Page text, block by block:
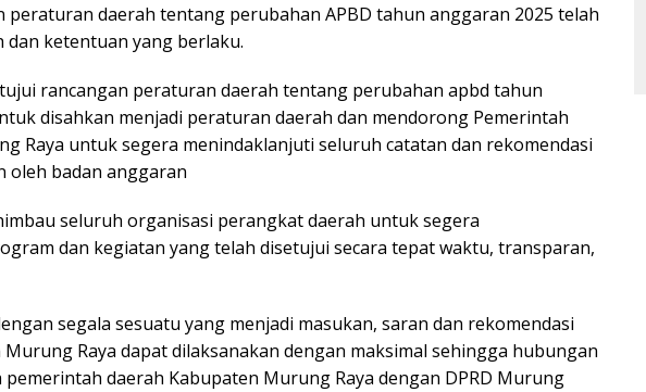
peraturan daerah tentang perubahan APBD tahun anggaran 2025 telah
dan ketentuan yang berlaku.
rancangan peraturan daerah tentang perubahan apbd tahun
disahkan menjadi peraturan daerah dan mendorong Pemerintah
Raya untuk segera menindaklanjuti seluruh catatan dan rekomendasi
oleh badan anggaran
seluruh organisasi perangkat daerah untuk segera
dan kegiatan yang telah disetujui secara tepat waktu, transparan,
segala sesuatu yang menjadi masukan, saran dan rekomendasi
Murung Raya dapat dilaksanakan dengan maksimal sehingga hubungan
pemerintah daerah Kabupaten Murung Raya dengan DPRD Murung